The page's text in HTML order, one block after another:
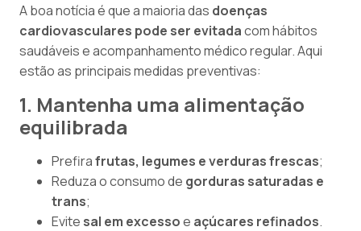
A boa notícia é que a maioria das doenças
cardiovasculares pode ser evitadacom hábitos
saudáveis e acompanhamento médico regular. Aqui
estão as principais medidas preventivas:
1. Mantenha uma alimentação
equilibrada
Prefirafrutas, legumes e verduras frescas;
Reduza o consumo de gorduras saturadas e
trans;
Evite sal em excessoe açúcares refinados.